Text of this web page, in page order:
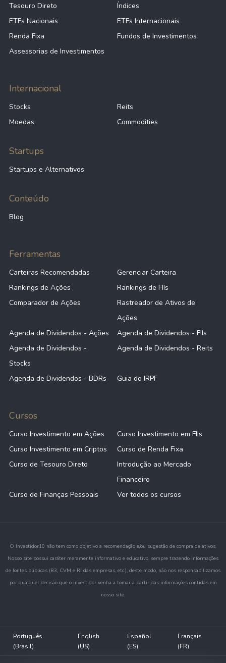
Tesouro Direto
Índices
ETFs Nacionais
ETFs Internacionais
Renda Fixa
Fundos de Investimentos
Assessorias de Investimentos
Internacional
Stocks
Reits
Moedas
Commodities
Startups
Startups e Alternativos
Conteúdo
Blog
Ferramentas
Carteiras Recomendadas
Gerenciar Carteira
Rankings de Ações
Rankings de FIIs
Comparador de Ações
Rastreador de Ativos de
Ações
Agenda de Dividendos - Ações
Agenda de Dividendos - FIIs
Agenda de Dividendos -
Stocks
Agenda de Dividendos - Reits
Agenda de Dividendos - BDRs Guia do IRPF
Cursos
Curso Investimento em Ações
Curso Investimento em FIIs
Curso Investimento em Criptos
Curso de Renda Fixa
Curso de Tesouro Direto
Introdução ao Mercado
Financeiro
Curso de Finanças Pessoais
Ver todos os cursos
O Investidor10 não tem como objetivo a recomendação e/ou sugestão de compra de ativos.
Nosso site possui caráter meramente informativo e educativo, sempre trazendo informações
de fontes públicas (B3, CVM e RI das empresas, etc.), deste modo, não nos responsabilizamos
por qualquer decisão que o investidor venha a tomar a partir das informações contidas em
nosso site.
Português
(Brasil)
English
(US)
Español
(ES)
Français
(FR)